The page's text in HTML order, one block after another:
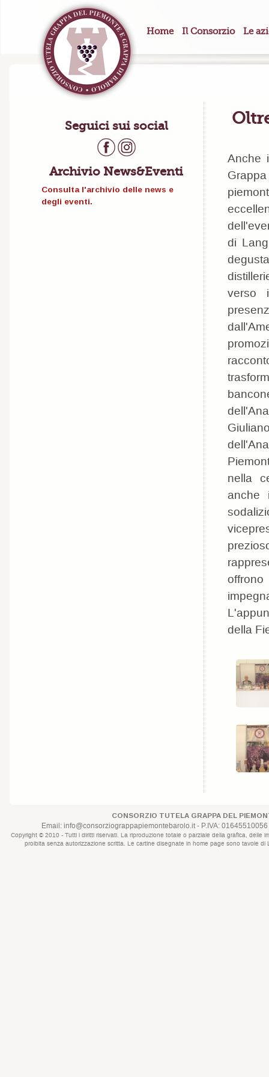
Home Il Consorzio Le
Seguici sui social
Archivio News&Eventi
Consulta l'archivio delle news e
degli eventi.
Anche
di
verso
nella
anche
della
CONSORZIO TUTELA GRAPPA DEL
Email: info@consorziograppapiemontebarolo.it- P.IVA:
Copyright © 2010 - Tutti i diritti riservati. La riproduzione totale o parziale della grafica,
proibita senza autorizzazione scritta. Le cartine disegnate in home page sono tavole